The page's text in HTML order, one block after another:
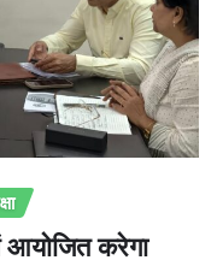
आयोजित करेगा